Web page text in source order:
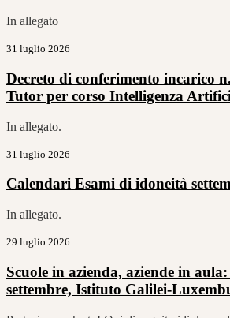
In allegato
31 luglio 2026
Decreto di conferimento incarico
Tutor per corso Intelligenza
In allegato.
31 luglio 2026
Calendari Esami di idoneità
In allegato.
29 luglio 2026
Scuole in azienda, aziende in
settembre, Istituto Galilei-